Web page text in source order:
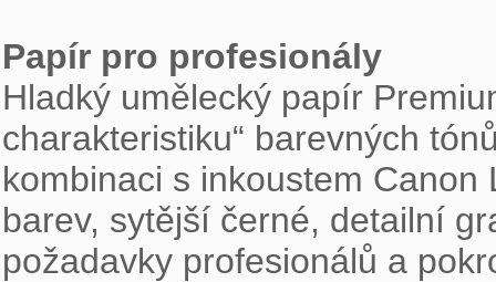
Papír pro profesionály
Hladký umělecký papír
charakteristiku“ barevných
kombinaci s inkoustem
barev, sytější černé, detailní
požadavky profesionálů a